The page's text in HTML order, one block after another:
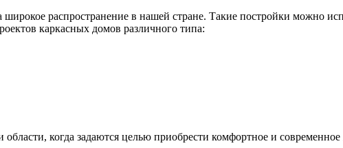
распространение в нашей стране. Такие постройки можно
каркасных домов различного типа:
когда задаются целью приобрести комфортное и